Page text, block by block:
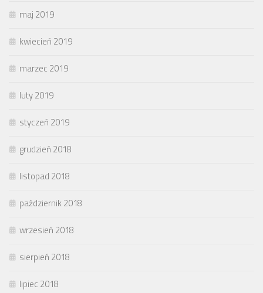
maj 2019
kwiecień 2019
marzec 2019
luty 2019
styczeń 2019
grudzień 2018
listopad 2018
październik 2018
wrzesień 2018
sierpień 2018
lipiec 2018